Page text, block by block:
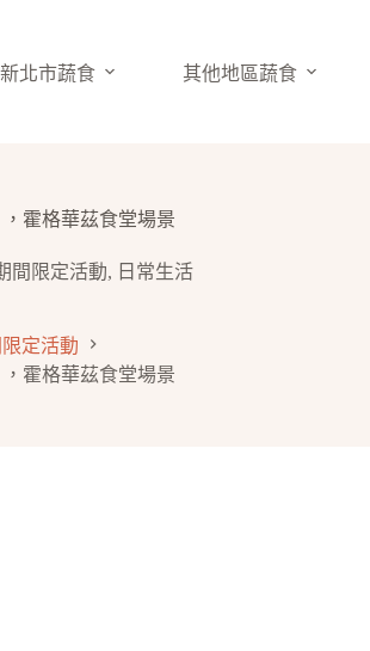
新北市蔬食 其他地區蔬食
霍格華茲食堂場景
間限定活動, 日常生活
定活動
霍格華茲食堂場景